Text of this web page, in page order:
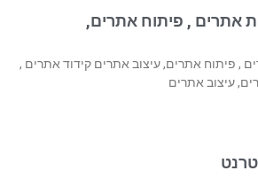
אתרים , פיתוח אתרים,
, פיתוח אתרים, עיצוב אתרים קידוד אתרים ,
עיצוב אתרים